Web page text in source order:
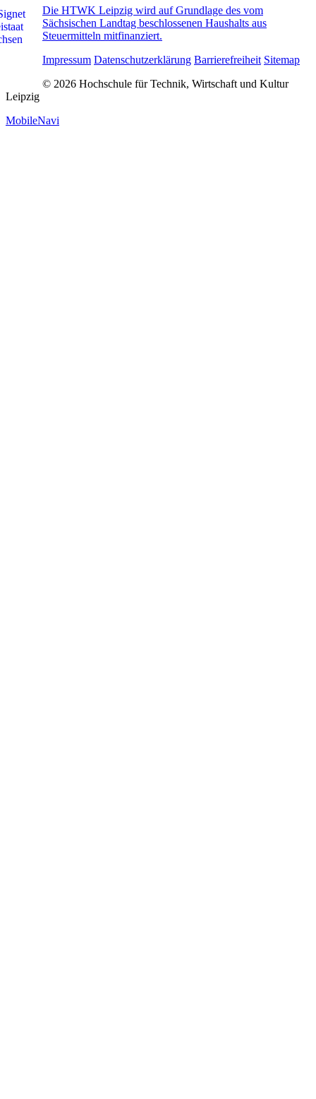
Die HTWK Leipzig wird auf Grundlage des vom
Sächsischen Landtag beschlossenen Haushalts aus
Steuermitteln mitfinanziert.
Impressum Datenschutzerklärung Barrierefreiheit Sitemap
© 2026 Hochschule für Technik, Wirtschaft und Kultur
Leipzig
MobileNavi